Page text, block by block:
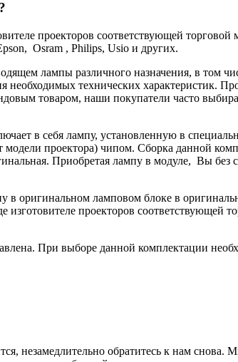
проекторов соответствующей
Osram , Philips, Usio и других.
лампы различного назначения, в том
технических характеристик.
товаром, наши покупатели часто
в себя лампу, установленную в
проектора) чипом. Сборка данной
Приобретая лампу в модуле, Вы
в оригинальном ламповом блоке в
изготовителе проекторов соответствующей
При выборе данной комплектации
незамедлительно обратитесь к нам